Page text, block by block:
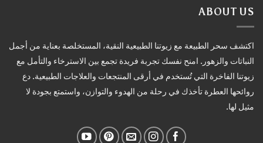
ABOUT US
اكتشف سحر الطبيعة مع زيوتنا الطبيعية النقية، المستخلصة بعناية من أجمل
النباتات والزهور. امنح نفسك تجربة فريدة تجمع بين الاسترخاء والتأمل مع
زيوتنا الفاخرة التي تُستخدم في أرقى المنتجعات والعلاجات الطبيعية. دع
روائحها العطرة تأخذك في رحلة من الهدوء والتوازن، واستمتع بجودة لا
مثيل لها.